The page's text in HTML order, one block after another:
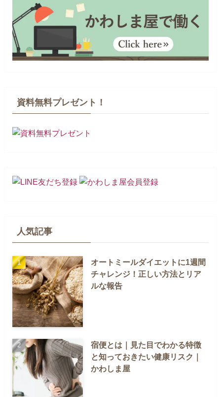
資料無料プレゼント！
人気記事
オートミールダイエットに1週間
チャレンジ！正しい方法とリア
ルな報告
宿便とは｜見た目でわかる特徴
と知っておきたい健康リスク｜
かわしま屋